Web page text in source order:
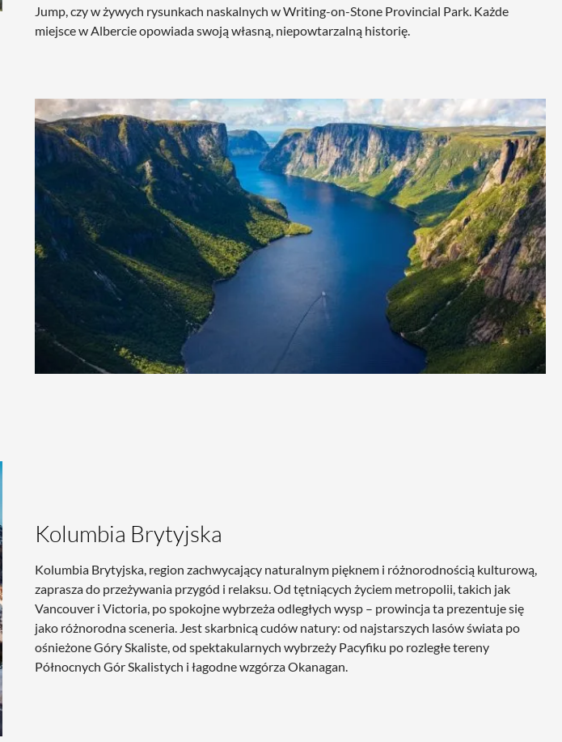
Jump, czy w żywych rysunkach naskalnych w Writing-on-Stone Provincial Park. Każde
miejsce w Albercie opowiada swoją własną, niepowtarzalną historię.
Kolumbia Brytyjska
Kolumbia Brytyjska, region zachwycający naturalnym pięknem i różnorodnością kulturową,
zaprasza do przeżywania przygód i relaksu. Od tętniących życiem metropolii, takich jak
Vancouver i Victoria, po spokojne wybrzeża odległych wysp – prowincja ta prezentuje się
jako różnorodna sceneria. Jest skarbnicą cudów natury: od najstarszych lasów świata po
ośnieżone Góry Skaliste, od spektakularnych wybrzeży Pacyfiku po rozległe tereny
Północnych Gór Skalistych i łagodne wzgórza Okanagan.